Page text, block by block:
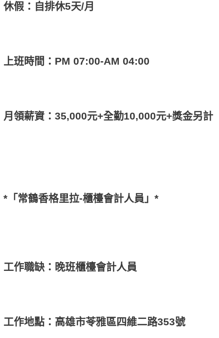
休假：自排休5天/月
上班時間：PM 07:00-AM 04:00
月領薪資：35,000元+全勤10,000元+獎金另計
*「常鶴香格里拉-櫃檯會計人員」*
工作職缺：晚班櫃檯會計人員
工作地點：高雄市苓雅區四維二路353號